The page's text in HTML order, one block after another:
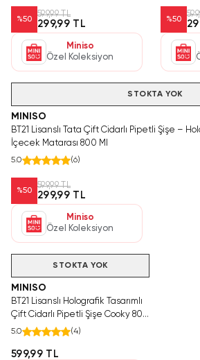
%50
599,99 TL
299,99 TL
Miniso
Özel Koleksiyon
%50
STOKTA YOK
MINISO
BT21 Lisanslı Tata Çift Cidarlı Pipetli Şişe –
İçecek Matarası 800 Ml
5.0 (6)
%50
599,99 TL
299,99 TL
Miniso
Özel Koleksiyon
STOKTA YOK
MINISO
BT21 Lisanslı Holografik Tasarımlı
Çift Cidarlı Pipetli Şişe Cooky 800
ml
5.0 (4)
599,99 TL